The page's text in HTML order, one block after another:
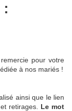
:
pour votre
à nos mariés !
ainsi que le lien
retirages. Le mot